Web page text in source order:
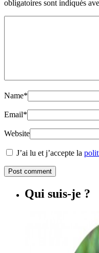
obligatoires sont indiqués
Name*
Email*
Website
J’ai lu et j’accepte la
Qui suis-je ?